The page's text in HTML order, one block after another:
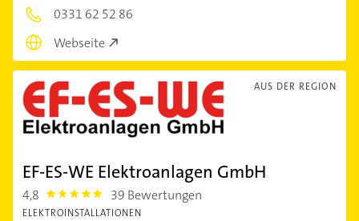
0331 62 52 86
Webseite
AUS DER REGION
EF-ES-WE Elektroanlagen GmbH
4,8 4.8 39 Bewertungen
ELEKTROINSTALLATIONEN